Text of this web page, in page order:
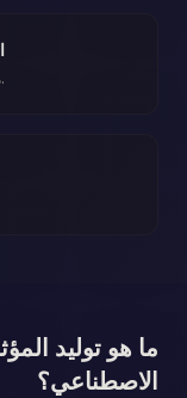
مقدمات وانتقالات وموسيقى خلفية احترافية.
ما هو توليد
الاصطناعي؟